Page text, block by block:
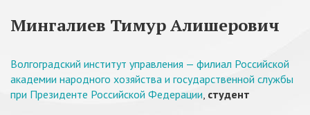
Мингалиев Тимур Алишерович
Волгоградский институт управления — филиал Российской
академии народного хозяйства и государственной службы
при Президенте Российской Федерации, студент